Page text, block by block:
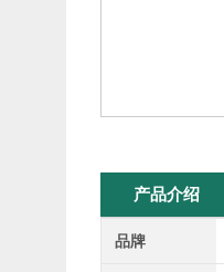
产品介绍
品牌